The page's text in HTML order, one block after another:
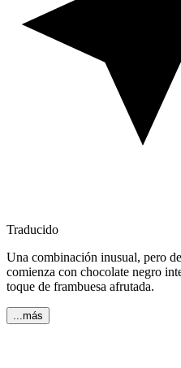
Traducido
Una combinación inusual, pero
comienza con chocolate negro
toque de frambuesa afrutada.
...más